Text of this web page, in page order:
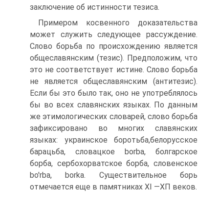
заключение об истинности тезиса.
Примером косвенного доказательства
может служить следующее рассуждение.
Слово борьба по происхождению является
общеславянским (тезис). Предположим, что
это не соответствует истине. Слово борьба
не является общеславянским (антитезис).
Если бы это было так, оно не употреблялось
бы во всех славянских языках. По данным
же этимологических словарей, слово борьба
зафиксировано во многих славянских
языках: украинское боротьба,белорусское
барацьба, словацкое borba, болгарское
борба, сербохорватское борба, словенское
bo'rba, borka. Существительное борь
отмечается еще в памятниках XI —ХП веков.